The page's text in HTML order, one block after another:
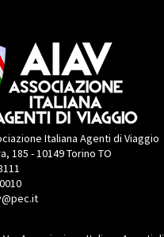
Italiana Agenti di Viaggio
185 - 10149 Torino TO